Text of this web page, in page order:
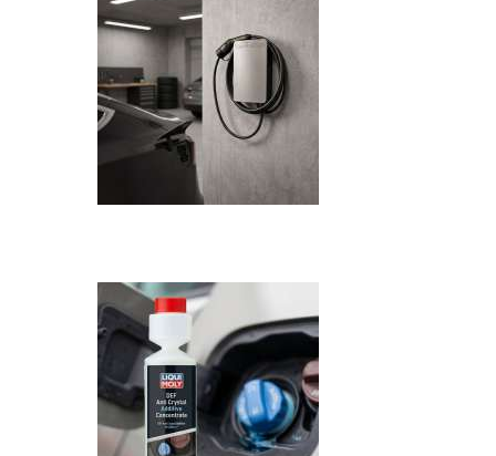
Recenzija: HONOR Magic V6 -